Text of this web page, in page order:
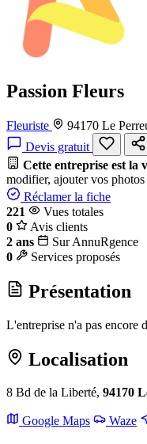
Passion Fleurs
Fleuriste
94170 Le
Devis gratuit
Cette entreprise est la
modifier, ajouter vos
Réclamer la fiche
221
Vues totales
0
Avis clients
2 ans
Sur AnnuRgence
0
Services proposés
Présentation
L'entreprise n'a pas encore
Localisation
8 Bd de la Liberté, 94170
Google Maps
Waze